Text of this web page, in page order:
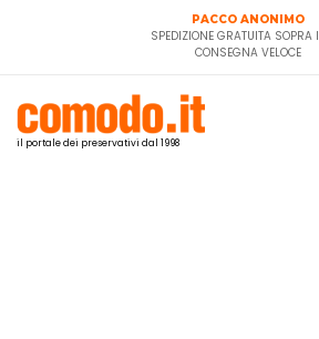
PACCO ANONIMO
SPEDIZIONE GRATUITA SOPRA I
CONSEGNA VELOCE
il portale dei preservativi dal 1998